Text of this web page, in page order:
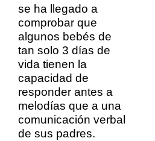
se ha llegado a
comprobar que
algunos bebés de
tan solo 3 días de
vida tienen la
capacidad de
responder antes a
melodías que a una
comunicación verbal
de sus padres.